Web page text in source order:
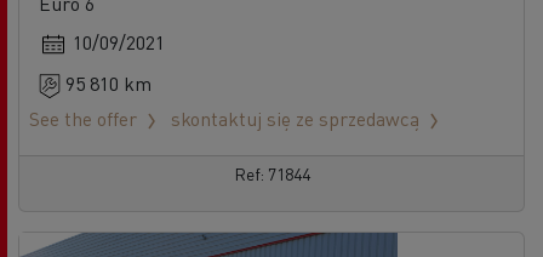
10/09/2021
95 810 km
See the offer
skontaktuj się ze sprzedawcą
Ref: 71844